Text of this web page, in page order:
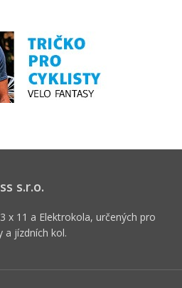
s.r.o.
x 11 a Elektrokola, určených pro
a jízdních kol.